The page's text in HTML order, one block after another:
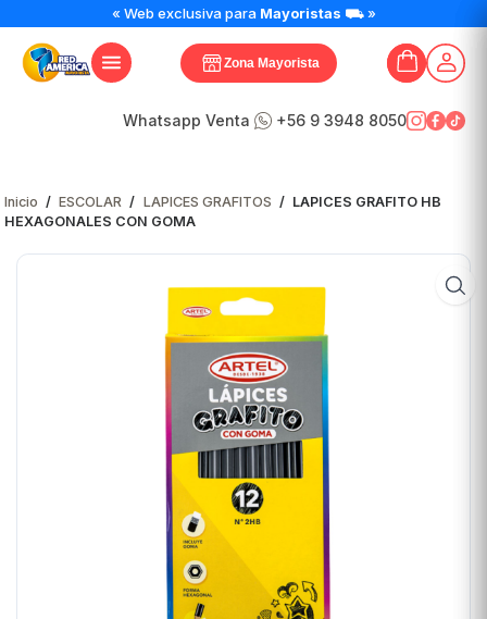
« Web exclusiva para Mayoristas ⛟ »
Zona Mayorista
Whatsapp Venta +56 9 3948 8050
Inicio / ESCOLAR / LAPICES GRAFITOS / LAPICES GRAFITO HB
HEXAGONALES CON GOMA